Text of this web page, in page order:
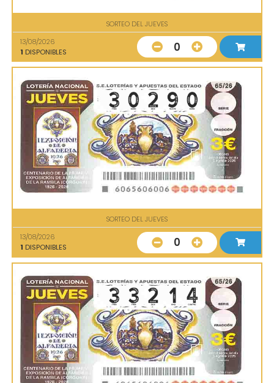
SORTEO DEL JUEVES
13/08/2026
1 DISPONIBLES 0
SORTEO DEL JUEVES
13/08/2026
1 DISPONIBLES 0